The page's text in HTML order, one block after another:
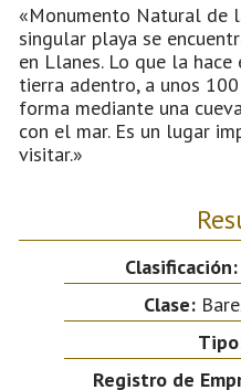
«Monumento Natural de
singular playa se
en Llanes. Lo que la
tierra adentro, a unos
forma mediante una
con el mar. Es un lugar
visitar.»
Clasificación:
Clase:
Registro de